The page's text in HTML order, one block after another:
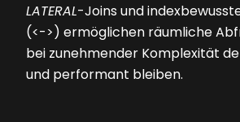
LATERAL-Joins und
(<->) ermöglichen räumliche
bei zunehmender Komplexität
und performant bleiben.